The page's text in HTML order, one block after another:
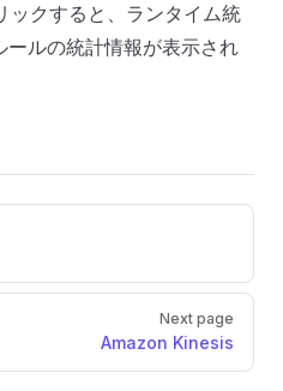
ックすると、ランタイム統
ルの統計情報が表示され
Next page
Amazon Kinesis